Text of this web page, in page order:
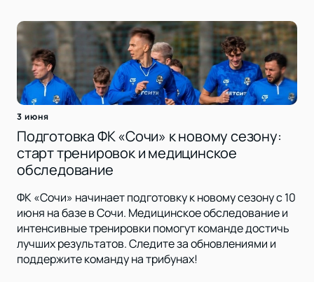
3 июня
Подготовка ФК «Сочи» к новому сезону:
старт тренировок и медицинское
обследование
ФК «Сочи» начинает подготовку к новому сезону с 10
июня на базе в Сочи. Медицинское обследование и
интенсивные тренировки помогут команде достичь
лучших результатов. Следите за обновлениями и
поддержите команду на трибунах!